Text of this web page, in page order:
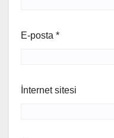
E-posta *
İnternet sitesi